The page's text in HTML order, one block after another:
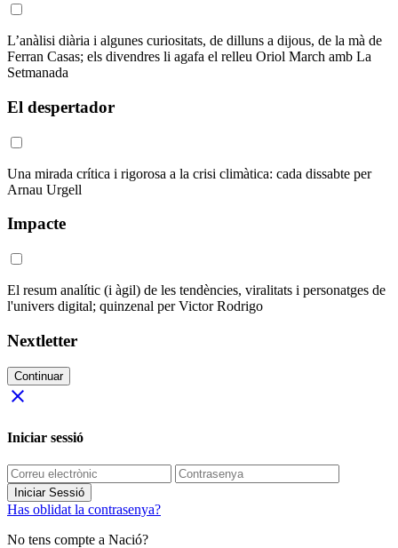
L’anàlisi diària i algunes curiositats, de dilluns a dijous, de la mà de
Ferran Casas; els divendres li agafa el relleu Oriol March amb La
Setmanada
El despertador
Una mirada crítica i rigorosa a la crisi climàtica: cada dissabte per
Arnau Urgell
Impacte
El resum analític (i àgil) de les tendències, viralitats i personatges de
l'univers digital; quinzenal per Victor Rodrigo
Nextletter
Continuar
close
Iniciar sessió
Iniciar Sessió
Has oblidat la contrasenya?
No tens compte a Nació?